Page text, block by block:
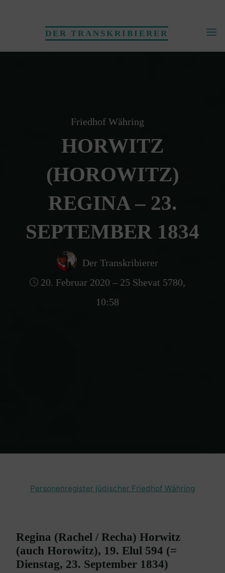
DER TRANSKRIBIERER
Friedhof Währing
HORWITZ
(HOROWITZ)
REGINA – 23.
SEPTEMBER 1834
Der Transkribierer
20. Februar 2020 – 25 Shevat 5780,
10:58
Personenregister jüdischer Friedhof Währing
Regina (Rachel / Recha) Horwitz
(auch Horowitz), 19. Elul 594 (=
Dienstag, 23. September 1834)